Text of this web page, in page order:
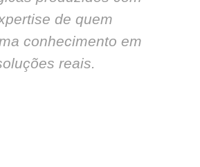
de quem
conhecimento em
reais.